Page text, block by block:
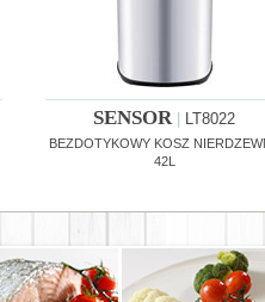
SENSOR| LT8022
BEZDOTYKOWY KOSZ
42L